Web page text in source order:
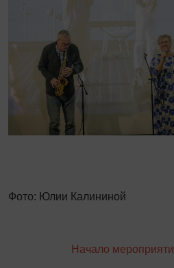
Фото: Юлии Калининой
Начало